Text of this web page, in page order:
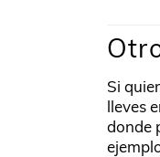
Si
lleves
donde